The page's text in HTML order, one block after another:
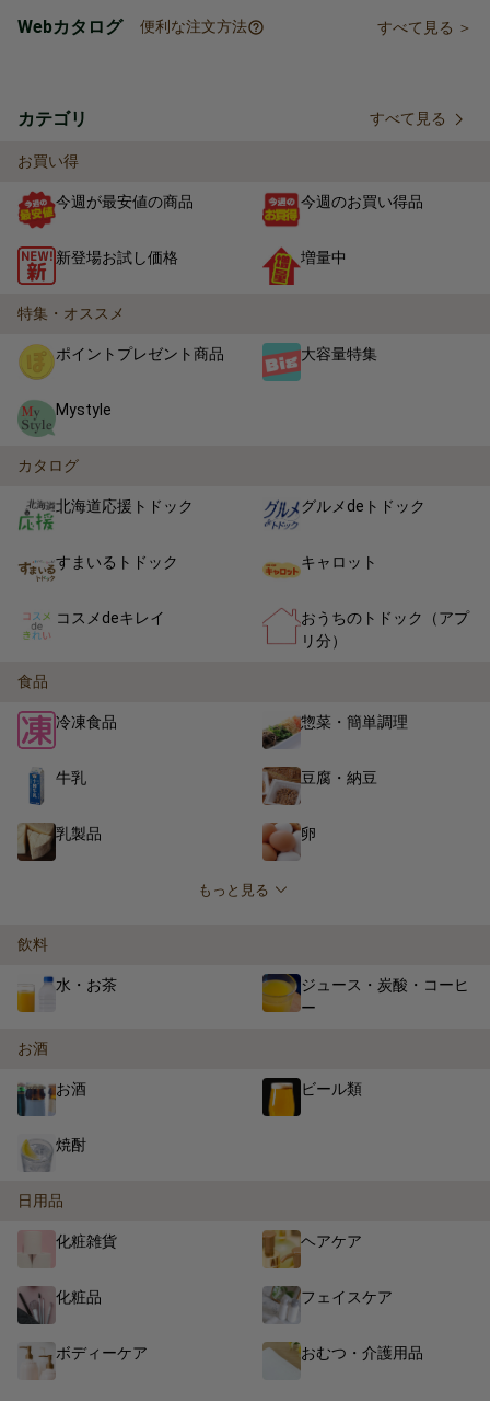
Webカタログ 便利な注文方法 すべて見る ＞
カテゴリ すべて見る
お買い得
今週が最安値の商品 今週のお買い得品
新登場お試し価格 増量中
特集・オススメ
ポイントプレゼント商品 大容量特集
Mystyle
カタログ
北海道応援トドック グルメdeトドック
すまいるトドック キャロット
コスメdeキレイ
おうちのトドック（アプ
リ分）
食品
冷凍食品 惣菜・簡単調理
牛乳 豆腐・納豆
乳製品 卵
もっと見る
飲料
水・お茶
ジュース・炭酸・コーヒ
ー
お酒
お酒 ビール類
焼酎
日用品
化粧雑貨 ヘアケア
化粧品 フェイスケア
ボディーケア おむつ・介護用品